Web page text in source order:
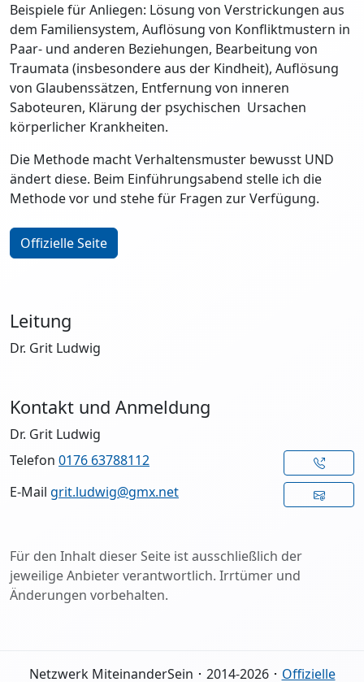
Beispiele für Anliegen: Lösung von Verstrickungen aus
dem Familiensystem, Auflösung von Konfliktmustern in
Paar- und anderen Beziehungen, Bearbeitung von
Traumata (insbesondere aus der Kindheit), Auflösung
von Glaubenssätzen, Entfernung von inneren
Saboteuren, Klärung der psychischen Ursachen
körperlicher Krankheiten.
Die Methode macht Verhaltensmuster bewusst UND
ändert diese. Beim Einführungsabend stelle ich die
Methode vor und stehe für Fragen zur Verfügung.
Offizielle Seite
Leitung
Dr. Grit Ludwig
Kontakt und Anmeldung
Dr. Grit Ludwig
Telefon 0176 63788112
E-Mail grit.ludwig@gmx.net
Für den Inhalt dieser Seite ist ausschließlich der
jeweilige Anbieter verantwortlich. Irrtümer und
Änderungen vorbehalten.
Netzwerk MiteinanderSein ･ 2014-2026 ･ Offizielle